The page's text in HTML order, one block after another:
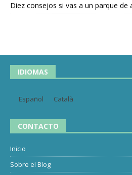
Diez consejos si vas a un parque de
IDIOMAS
Español Català
CONTACTO
Inicio
Sobre el Blog